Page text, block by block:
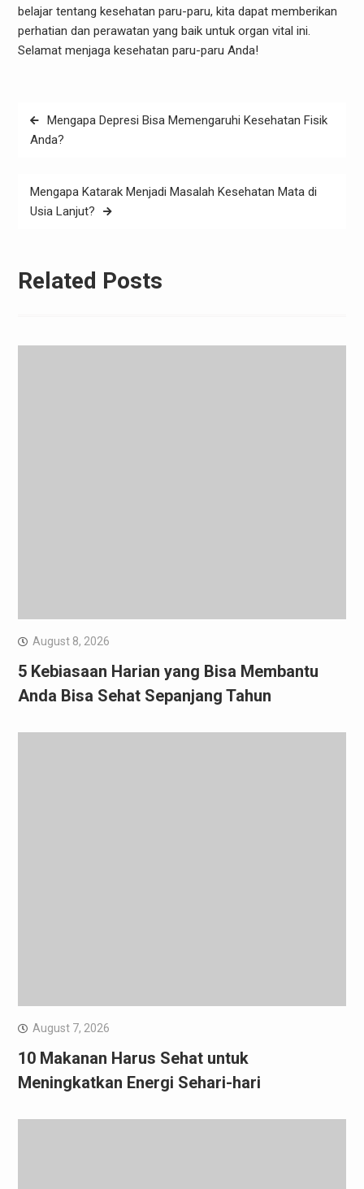
belajar tentang kesehatan paru-paru, kita dapat memberikan
perhatian dan perawatan yang baik untuk organ vital ini.
Selamat menjaga kesehatan paru-paru Anda!
Post
navigation
Mengapa Depresi Bisa Memengaruhi Kesehatan Fisik
Anda?
Mengapa Katarak Menjadi Masalah Kesehatan Mata di
Usia Lanjut?
Related Posts
August 8, 2026
5 Kebiasaan Harian yang Bisa Membantu
Anda Bisa Sehat Sepanjang Tahun
August 7, 2026
10 Makanan Harus Sehat untuk
Meningkatkan Energi Sehari-hari